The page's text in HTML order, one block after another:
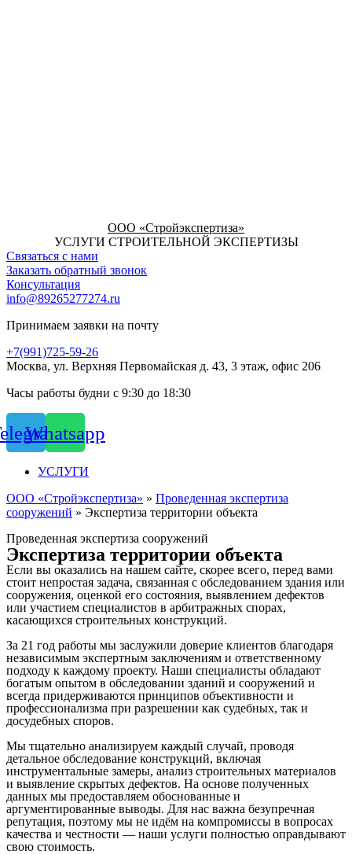
ООО «Стройэкспертиза»
УСЛУГИ СТРОИТЕЛЬНОЙ ЭКСПЕРТИЗЫ
Связаться с нами
Заказать обратный звонок
Консультация
info@89265277274.ru
Принимаем заявки на почту
+7(991)725-59-26
Москва, ул. Верхняя Первомайская д. 43, 3 этаж, офис 206
Часы работы будни с 9:30 до 18:30
Whatsapp
УСЛУГИ
ООО «Стройэкспертиза» » Проведенная экспертиза
сооружений » Экспертиза территории объекта
Проведенная экспертиза сооружений
Экспертиза территории объекта
Если вы оказались на нашем сайте, скорее всего, перед вами
стоит непростая задача, связанная с обследованием здания или
сооружения, оценкой его состояния, выявлением дефектов
или участием специалистов в арбитражных спорах,
касающихся строительных конструкций.
За 21 год работы мы заслужили доверие клиентов благодаря
независимым экспертным заключениям и ответственному
подходу к каждому проекту. Наши специалисты обладают
богатым опытом в обследовании зданий и сооружений и
всегда придерживаются принципов объективности и
профессионализма при разрешении как судебных, так и
досудебных споров.
Мы тщательно анализируем каждый случай, проводя
детальное обследование конструкций, включая
инструментальные замеры, анализ строительных материалов
и выявление скрытых дефектов. На основе полученных
данных мы предоставляем обоснованные и
аргументированные выводы. Для нас важна безупречная
репутация, поэтому мы не идём на компромиссы в вопросах
качества и честности — наши услуги полностью оправдывают
свою стоимость.